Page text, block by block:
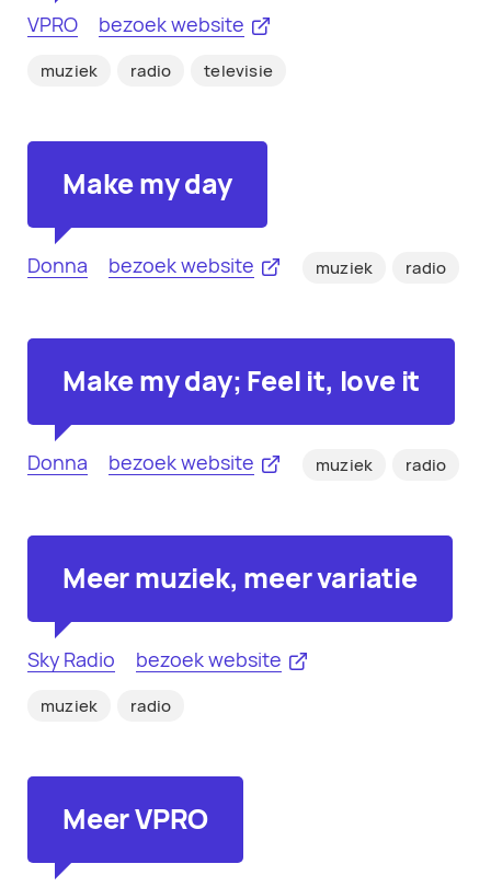
VPRO bezoek website
muziek radio televisie
Make my day
Donna bezoek website muziek radio
Make my day; Feel it, love it
Donna bezoek website muziek radio
Meer muziek, meer variatie
Sky Radio bezoek website
muziek radio
Meer VPRO